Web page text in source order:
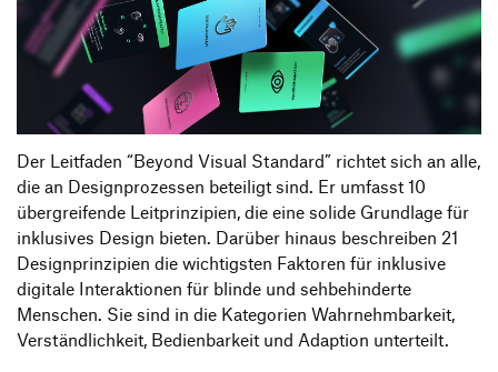
Der Leitfaden “Beyond Visual Standard” richtet sich an alle,
die an Designprozessen beteiligt sind. Er umfasst 10
übergreifende Leitprinzipien, die eine solide Grundlage für
inklusives Design bieten. Darüber hinaus beschreiben 21
Designprinzipien die wichtigsten Faktoren für inklusive
digitale Interaktionen für blinde und sehbehinderte
Menschen. Sie sind in die Kategorien Wahrnehmbarkeit,
Verständlichkeit, Bedienbarkeit und Adaption unterteilt.